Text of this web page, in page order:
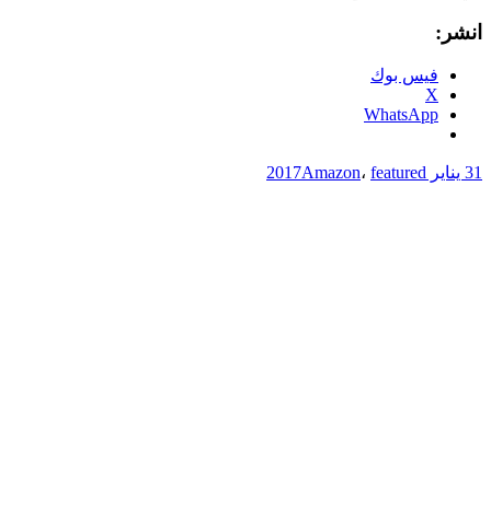
انشر:
فيس بوك
X
WhatsApp
31 يناير 2017 Amazon، featured